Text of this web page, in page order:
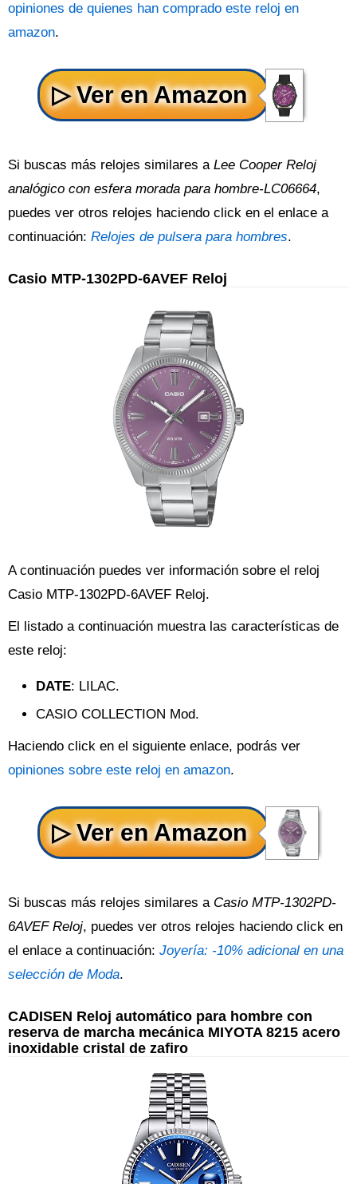
opiniones de quienes han comprado este reloj en
amazon.
Si buscas más relojes similares a Lee Cooper Reloj
analógico con esfera morada para hombre-LC06664,
puedes ver otros relojes haciendo click en el enlace a
continuación: Relojes de pulsera para hombres.
Casio MTP-1302PD-6AVEF Reloj
A continuación puedes ver información sobre el reloj
Casio MTP-1302PD-6AVEF Reloj.
El listado a continuación muestra las características de
este reloj:
DATE: LILAC.
CASIO COLLECTION Mod.
Haciendo click en el siguiente enlace, podrás ver
opiniones sobre este reloj en amazon.
Si buscas más relojes similares a Casio MTP-1302PD-
6AVEF Reloj, puedes ver otros relojes haciendo click en
el enlace a continuación: Joyería: -10% adicional en una
selección de Moda.
CADISEN Reloj automático para hombre con
reserva de marcha mecánica MIYOTA 8215 acero
inoxidable cristal de zafiro